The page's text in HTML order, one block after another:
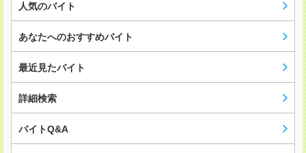
人気のバイト
あなたへのおすすめバイト
最近見たバイト
詳細検索
バイトQ&A